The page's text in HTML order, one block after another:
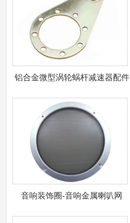
铝合金微型涡轮蜗杆减速器配件
音响装饰圈​-音响金属喇叭网